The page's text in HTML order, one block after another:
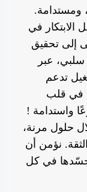
ومستدامة.
في
إلى تحقيق
عبر
تدعم
تعاون في قلب
واستدامة !
حلول مرنة،
نؤمن أن
في كل